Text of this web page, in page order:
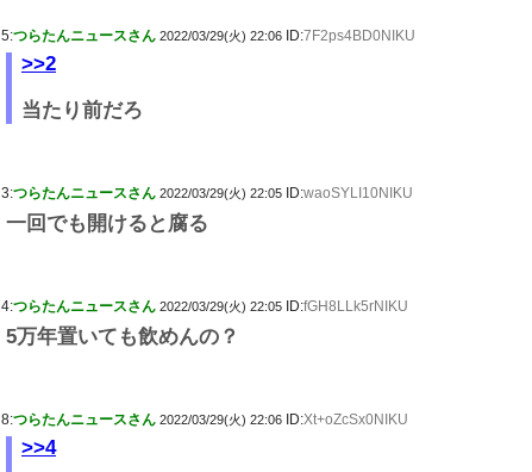
5:つらたんニュースさん 2022/03/29(火) 22:06 ID:7F2ps4BD0NIKU
>>2
当たり前だろ
3:つらたんニュースさん 2022/03/29(火) 22:05 ID:waoSYLI10NIKU
一回でも開けると腐る
4:つらたんニュースさん 2022/03/29(火) 22:05 ID:fGH8LLk5rNIKU
5万年置いても飲めんの？
8:つらたんニュースさん 2022/03/29(火) 22:06 ID:Xt+oZcSx0NIKU
>>4